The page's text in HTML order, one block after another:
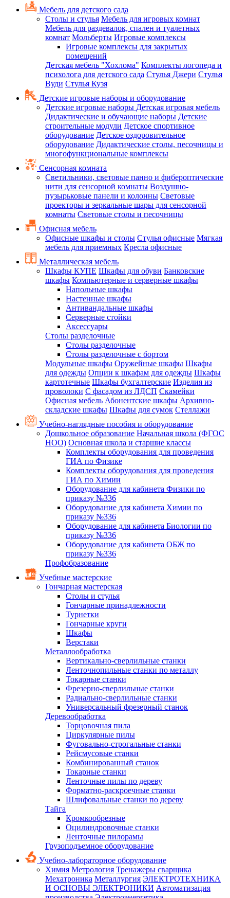
Мебель для детского сада
Столы и стулья Мебель для игровых комнат
Мебель для раздевалок, спален и туалетных
комнат Мольберты Игровые комплексы
Игровые комплексы для закрытых
помещений
Детская мебель "Хохлома" Комплекты логопеда и
психолога для детского сада Стулья Джери Стулья
Вуди Стулья Кузя
Детские игровые наборы и оборудование
Детские игровые наборы Детская игровая мебель
Дидактические и обучающие наборы Детские
строительные модули Детское спортивное
оборудование Детское оздоровительное
оборудование Дидактические столы, песочницы и
многофункциональные комплексы
Сенсорная комната
Светильники, световые панно и фибероптические
нити для сенсорной комнаты Воздушно-
пузырьковые панели и колонны Световые
проекторы и зеркальные шары для сенсорной
комнаты Световые столы и песочницы
Офисная мебель
Офисные шкафы и столы Стулья офисные Мягкая
мебель для приемных Кресла офисные
Металлическая мебель
Шкафы КУПЕ Шкафы для обуви Банковские
шкафы Компьютерные и серверные шкафы
Напольные шкафы
Настенные шкафы
Антивандальные шкафы
Серверные стойки
Аксессуары
Столы разделочные
Столы разделочные
Столы разделочные с бортом
Модульные шкафы Оружейные шкафы Шкафы
для одежды Опции к шкафам для одежды Шкафы
картотечные Шкафы бухгалтерские Изделия из
проволоки С фасадом из ЛДСП Скамейки
Офисная мебель Абонентские шкафы Архивно-
складские шкафы Шкафы для сумок Стеллажи
Учебно-наглядные пособия и оборудование
Дошкольное образование Начальная школа (ФГОС
НОО) Основная школа и старшие классы
Комплекты оборудования для проведения
ГИА по Физике
Комплекты оборудования для проведения
ГИА по Химии
Оборудование для кабинета Физики по
приказу №336
Оборудование для кабинета Химии по
приказу №336
Оборудование для кабинета Биологии по
приказу №336
Оборудование для кабинета ОБЖ по
приказу №336
Профобразование
Учебные мастерские
Гончарная мастерская
Столы и стулья
Гончарные принадлежности
Турнетки
Гончарные круги
Шкафы
Верстаки
Металлообработка
Вертикально-сверлильные станки
Ленточнопильные станки по металлу
Токарные станки
Фрезерно-сверлильные станки
Радиально-сверлильные станки
Универсальный фрезерный станок
Деревообработка
Торцовочная пила
Циркулярные пилы
Фуговально-строгальные станки
Рейсмусовые станки
Комбинированный станок
Токарные станки
Ленточные пилы по дереву
Форматно-раскроечные станки
Шлифовальные станки по дереву
Тайга
Кромкообрезные
Оцилиндровочные станки
Ленточные пилорамы
Грузоподъемное оборудование
Учебно-лабораторное оборудование
Химия Метрология Тренажеры сварщика
Мехатроника Металлургия ЭЛЕКТРОТЕХНИКА
И ОСНОВЫ ЭЛЕКТРОНИКИ Автоматизация